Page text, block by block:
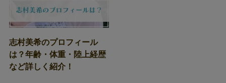
志村美希のプロフィール
は？年齢・体重・陸上経歴
など詳しく紹介！